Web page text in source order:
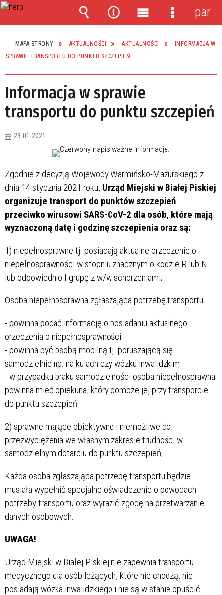
MAPA STRONY AKTUALNOŚCI AKTUALNOŚCI
INFORMACJA W
SPRAWIE TRANSPORTU DO PUNKTU SZCZEPIEŃ
Informacja w sprawie
transportu do punktu szczepień
29-01-2021
Zgodnie z decyzją Wojewody Warmińsko-Mazurskiego z
dnia 14 stycznia 2021 roku, Urząd Miejski w Białej Piskiej
organizuje transport do punktów szczepień
przeciwko wirusowi SARS-CoV-2 dla osób, które mają
wyznaczoną datę i godzinę szczepienia oraz są:
1) niepełnosprawne tj. posiadają aktualne orzeczenie o
niepełnosprawności w stopniu znacznym o kodzie R lub N
lub odpowiednio I grupę z w/w schorzeniami;
Osoba niepełnosprawna zgłaszająca potrzebę transportu:
- powinna podać informację o posiadaniu aktualnego
orzeczenia o niepełnosprawności
- powinna być osobą mobilną tj. poruszającą się
samodzielnie np. na kulach czy wózku inwalidzkim
- w przypadku braku samodzielności osoba niepełnosprawna
powinna mieć opiekuna, który pomoże jej przy transporcie
do punktu szczepień.
2) sprawne mające obiektywne i niemożliwe do
przezwyciężenia we własnym zakresie trudności w
samodzielnym dotarciu do punktu szczepień;
Każda osoba zgłaszająca potrzebę transportu będzie
musiała wypełnić specjalne oświadczenie o powodach
potrzeby transportu oraz wyrazić zgodę na przetwarzanie
danych osobowych.
UWAGA!
Urząd Miejski w Białej Piskiej nie zapewnia transportu
medycznego dla osób leżących, które nie chodzą, nie
posiadają wózka inwalidzkiego i nie są w stanie opuścić
Wyszukiwarka
Narzędzia
Menu
główne
Menu
panel